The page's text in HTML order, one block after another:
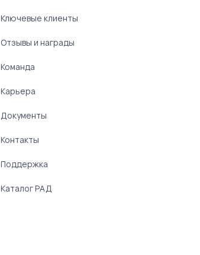
Ключевые клиенты
Отзывы и награды
Команда
Карьера
Документы
Контакты
Поддержка
Каталог РАД